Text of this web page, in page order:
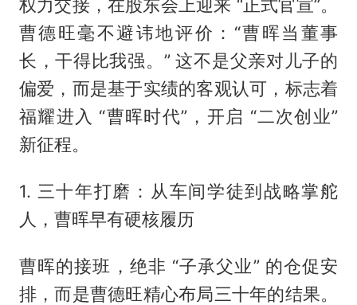
权力交接，在股东会上迎来 “正式官宣”。
曹德旺毫不避讳地评价：“曹晖当董事
长，干得比我强。” 这不是父亲对儿子的
偏爱，而是基于实绩的客观认可，标志着
福耀进入 “曹晖时代”，开启 “二次创业”
新征程。
1. 三十年打磨：从车间学徒到战略掌舵
人，曹晖早有硬核履历
曹晖的接班，绝非 “子承父业” 的仓促安
排，而是曹德旺精心布局三十年的结果。